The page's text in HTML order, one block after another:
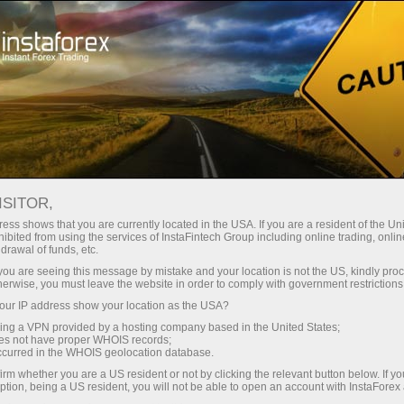
Campagnes
Projets promotionnels
de la société
InstaForex
Dans cette section, vous pouvez voir différents
matériaux promo de InstaForex courtier
international qui sont d'intérêt pour les clients et
fournir plus d'informations sur l'activité
shows that you are currently located in the USA. If you are a resident of the
from using the services of InstaFintech Group including online trading,
of funds, etc.
are seeing this message by mistake and your location is not the US, kindly
you must leave the website in order to comply with government
IP address show your location as the USA?
a VPN provided by a hosting company based in the United States;
not have proper WHOIS records;
in the WHOIS geolocation database.
whether you are a US resident or not by clicking the relevant button below. If
being a US resident, you will not be able to open an account with InstaForex